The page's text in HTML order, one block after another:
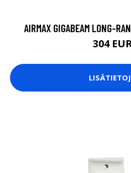
AIRMAX GIGABEAM LONG-
304